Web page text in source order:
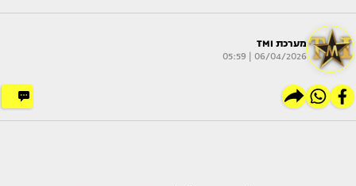
מערכת TMI
06/04/2026 | 05:59